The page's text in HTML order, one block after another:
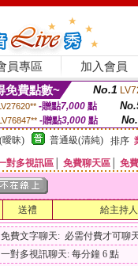
員專區 加入會員
免費點數~ No.1
-贈點7,000點
-贈點3,000 點
曖昧) 普通級(清純) 排序
對多視訊區 免費聊天區 免
送禮 給主持
免費文字聊天: 必需付費才可聊
一對多視訊聊天: 每分鐘 6 點